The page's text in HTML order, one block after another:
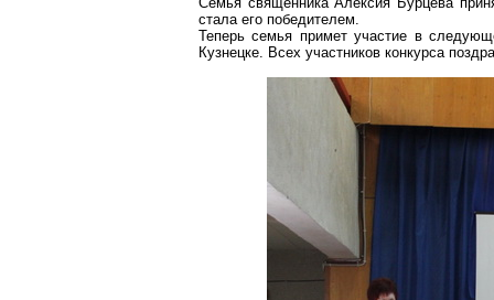
стала его победителем.
Теперь семья примет участие в
Кузнецке. Всех участников конкурса